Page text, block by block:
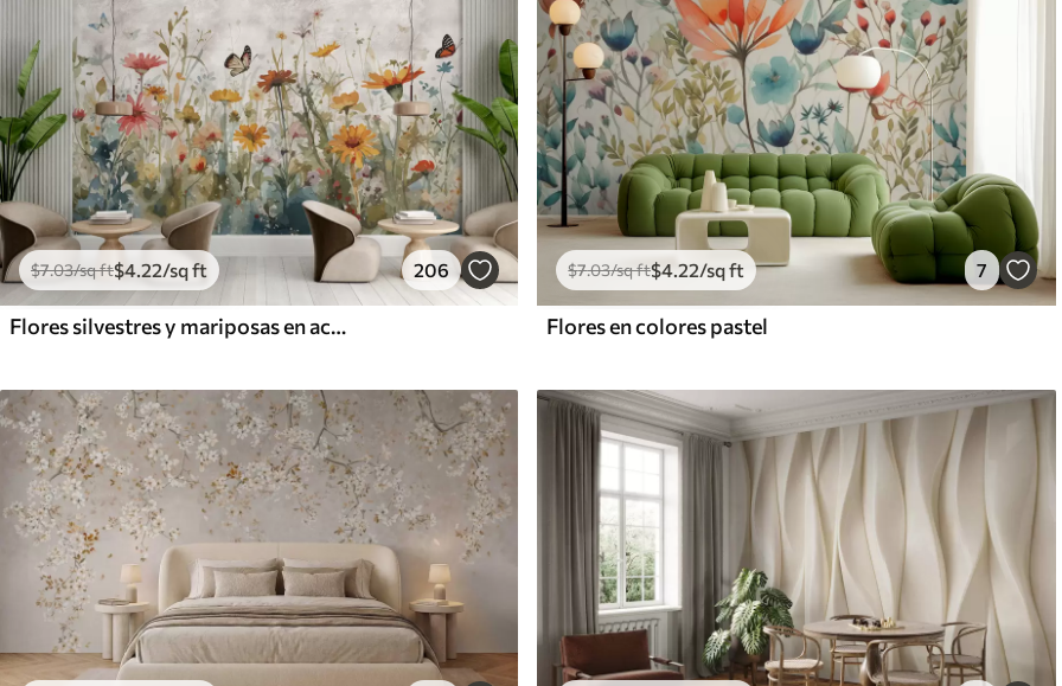
$7.03/sq ft$4.22/sq ft 206
Flores silvestres y mariposas en acuarela
$7.03/sq ft$4.22/sq ft 7
Flores en colores pastel